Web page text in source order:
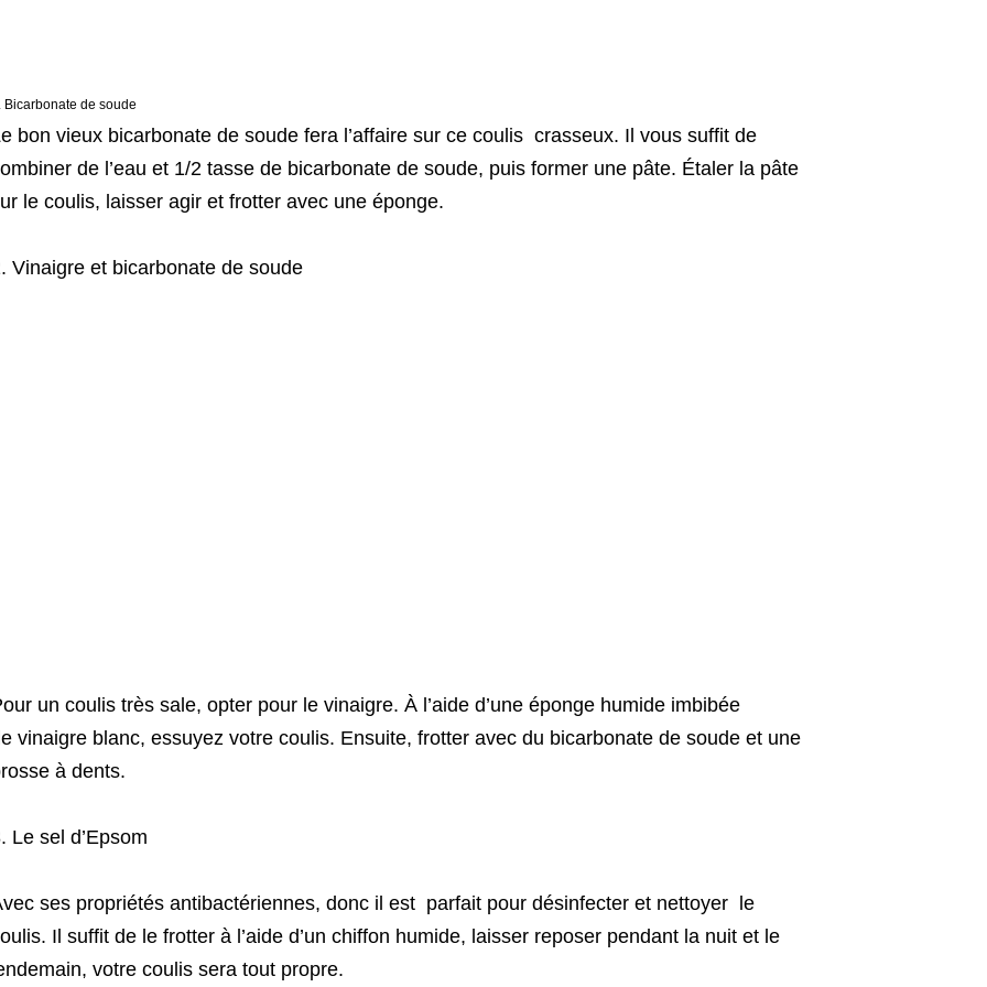
Bicarbonate de soude
bon vieux bicarbonate de soude fera l’affaire sur ce coulis crasseux. Il vous suffit de
de l’eau et 1/2 tasse de bicarbonate de soude, puis former une pâte. Étaler la pâte
le coulis, laisser agir et frotter avec une éponge.
Vinaigre et bicarbonate de soude
un coulis très sale, opter pour le vinaigre. À l’aide d’une éponge humide imbibée
vinaigre blanc, essuyez votre coulis. Ensuite, frotter avec du bicarbonate de soude et une
à dents.
Le sel d’Epsom
ses propriétés antibactériennes, donc il est parfait pour désinfecter et nettoyer le
Il suffit de le frotter à l’aide d’un chiffon humide, laisser reposer pendant la nuit et le
votre coulis sera tout propre.